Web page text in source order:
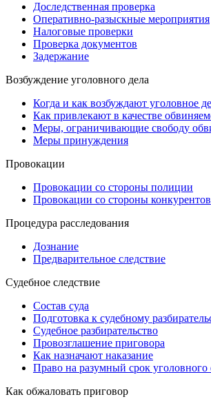
Доследственная проверка
Оперативно-разыскные мероприятия
Налоговые проверки
Проверка документов
Задержание
Возбуждение уголовного дела
Когда и как возбуждают уголовное
Как привлекают в качестве
Меры, ограничивающие свободу
Меры принуждения
Провокации
Провокации со стороны полиции
Провокации со стороны конкурентов
Процедура расследования
Дознание
Предварительное следствие
Судебное следствие
Состав суда
Подготовка к судебному
Судебное разбирательство
Провозглашение приговора
Как назначают наказание
Право на разумный срок уголовного
Как обжаловать приговор